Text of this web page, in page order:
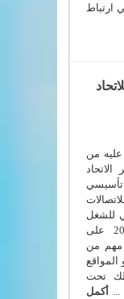
ارتباط
عليه من
الاتحاد
تأسيسي
للشغل
وذلك يوم السبت 26أكتوبر 2013 على
مهم من
تحت
... أكمل